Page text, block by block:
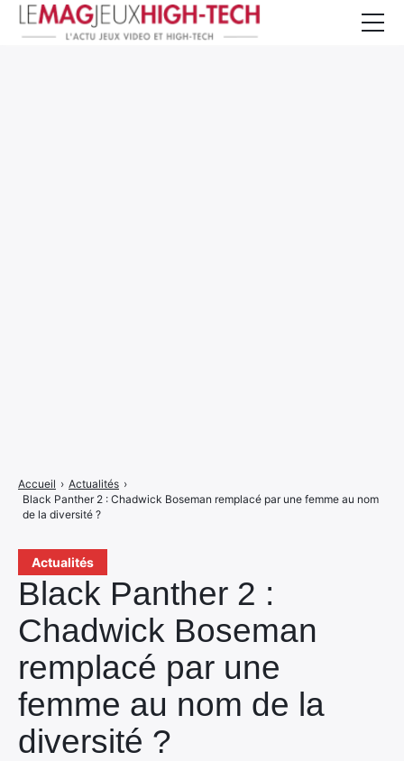
Actualités
Black Panther 2 :
Chadwick Boseman
remplacé par une
femme au nom de la
diversité ?
Accueil › Actualités ›
Black Panther 2 : Chadwick Boseman remplacé par une femme au nom
de la diversité ?